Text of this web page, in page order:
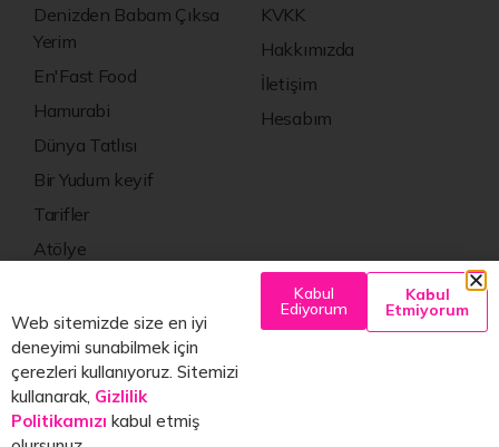
Denizden Babam Çıksa
Yerim
En'Fast Food
Hamurabi
Dünya Tatlısı
Bir Yudum keyif
Tarifler
Atölye
KVKK
Hakkımızda
İletişim
Hesabım
bugünNEyesem
Web sitemizde size en iyi
deneyimi sunabilmek için
çerezleri kullanıyoruz. Sitemizi
kullanarak, Gizlilik
Politikamızı kabul etmiş
Kabul
Ediyorum
Kabul
Etmiyorum